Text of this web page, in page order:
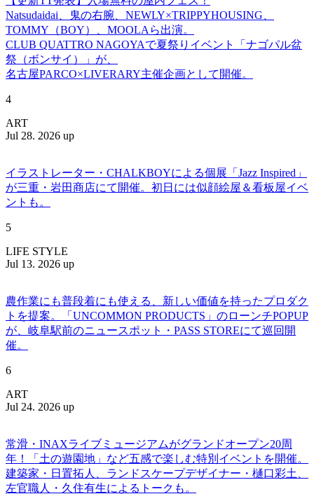
Natsudaidai、鬼の右腕、NEWLY×TRIPPYHOUSING、
TOMMY（BOY）、MOOLAら出演。
CLUB QUATTRO NAGOYAで夏祭りイベント「ナゴパル盆
祭（ボンサイ）」が、
名古屋PARCO×LIVERARY主催企画として開催。
4
ART
Jul 28. 2026 up
イラストレーター・CHALKBOYによる個展「Jazz Inspired」
が三重・岩田商店にて開催。初日には似顔絵屋＆看板屋イベ
ントも。
5
LIFE STYLE
Jul 13. 2026 up
農作業にも普段着にも使える、新しい価値を持ったプロダク
トを提案。「UNCOMMON PRODUCTS」のローンチPOPUP
が、岐阜駅前のニュースポット・PASS STOREにて巡回開
催。
6
ART
Jul 24. 2026 up
常滑・INAXライブミュージアムがグランドオープン20周
年！「土の遊園地」など五感で楽しむ特別イベントを開催。
建築家・日置拓人、ランドスケープデザイナー・樋口彩土、
左官職人・久住有生によるトークも。